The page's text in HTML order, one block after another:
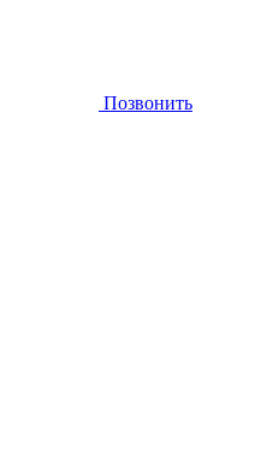
Позвонить